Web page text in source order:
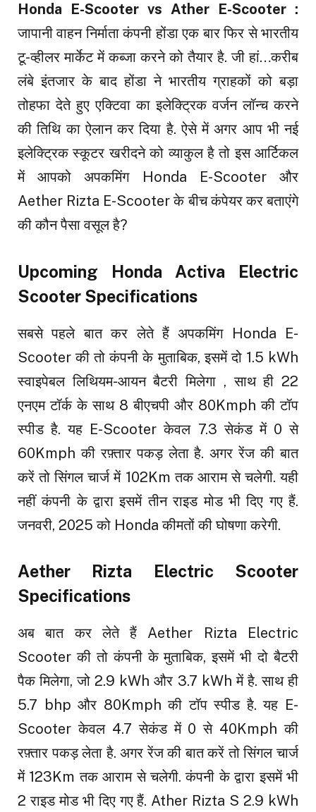
Honda E-Scooter vs Ather E-Scooter :
जापानी वाहन निर्माता कंपनी होंडा एक बार फिर से भारतीय
टू-व्हीलर मार्केट में कब्जा करने को तैयार है. जी हां…करीब
लंबे इंतजार के बाद होंडा ने भारतीय ग्राहकों को बड़ा
तोहफा देते हुए एक्टिवा का इलेक्ट्रिक वर्जन लॉन्च करने
की तिथि का ऐलान कर दिया है. ऐसे में अगर आप भी नई
इलेक्ट्रिक स्कूटर खरीदने को व्याकुल है तो इस आर्टिकल
में आपको अपकमिंग Honda E-Scooter और
Aether Rizta E-Scooter के बीच कंपेयर कर बताएंगे
की कौन पैसा वसूल है?
Upcoming Honda Activa Electric
Scooter Specifications
सबसे पहले बात कर लेते हैं अपकमिंग Honda E-
Scooter की तो कंपनी के मुताबिक, इसमें दो 1.5 kWh
स्वाइपेबल लिथियम-आयन बैटरी मिलेगा , साथ ही 22
एनएम टॉर्क के साथ 8 बीएचपी और 80Kmph की टॉप
स्पीड है. यह E-Scooter केवल 7.3 सेकंड में 0 से
60Kmph की रफ़्तार पकड़ लेता है. अगर रेंज की बात
करें तो सिंगल चार्ज में 102Km तक आराम से चलेगी. यही
नहीं कंपनी के द्वारा इसमें तीन राइड मोड भी दिए गए हैं.
जनवरी, 2025 को Honda कीमतों की घोषणा करेगी.
Aether Rizta Electric Scooter
Specifications
अब बात कर लेते हैं Aether Rizta Electric
Scooter की तो कंपनी के मुताबिक, इसमें भी दो बैटरी
पैक मिलेगा, जो 2.9 kWh और 3.7 kWh में है. साथ ही
5.7 bhp और 80Kmph की टॉप स्पीड है. यह E-
Scooter केवल 4.7 सेकंड में 0 से 40Kmph की
रफ़्तार पकड़ लेता है. अगर रेंज की बात करें तो सिंगल चार्ज
में 123Km तक आराम से चलेगी. कंपनी के द्वारा इसमें भी
2 राइड मोड भी दिए गए हैं. Ather Rizta S 2.9 kWh